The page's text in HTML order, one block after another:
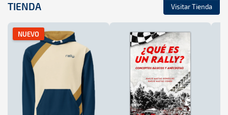
TIENDA Visitar Tienda
NUEVO